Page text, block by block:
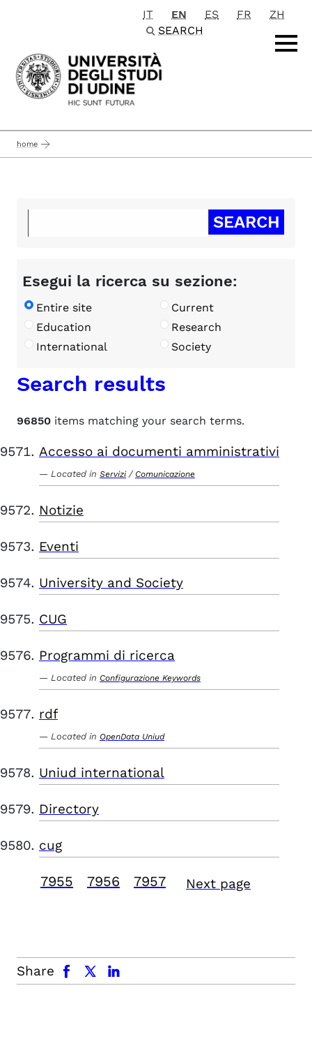
Passa al contenuto principale
IT EN ES FR
ZH
SEARCH
home
Esegui la ricerca su sezione:
Entire site
Current
Education
Research
International
Society
Search results
96850 items matching your search terms.
Accesso ai documenti amministrativi
Located in Servizi / Comunicazione
Notizie
Eventi
University and Society
CUG
Programmi di ricerca
Located in Configurazione Keywords
rdf
Located in OpenData Uniud
Uniud international
Directory
cug
7955 7956 7957 Next page
Share
facebook x.com linkedin